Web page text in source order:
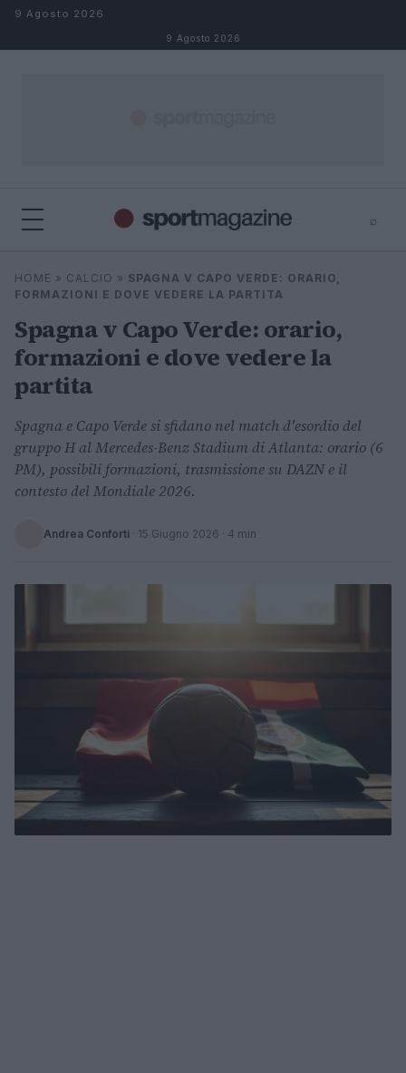
Salta al contenuto
9 Agosto 2026
9 Agosto 2026
⌕
Cerca
HOME » CALCIO » SPAGNA V CAPO VERDE: ORARIO,
FORMAZIONI E DOVE VEDERE LA PARTITA
Spagna v Capo Verde: orario,
formazioni e dove vedere la
partita
Spagna e Capo Verde si sfidano nel match d'esordio del
gruppo H al Mercedes-Benz Stadium di Atlanta: orario (6
PM), possibili formazioni, trasmissione su DAZN e il
contesto del Mondiale 2026.
Andrea Conforti · 15 Giugno 2026 · 4 min